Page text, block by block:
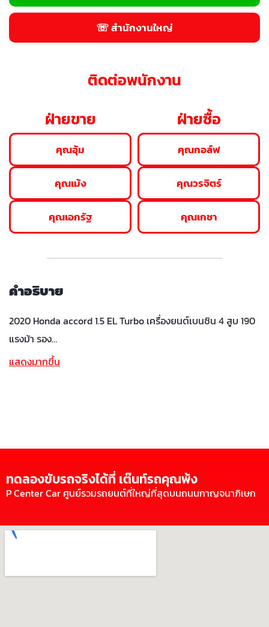
☏ สำนักงานใหญ่
ติดต่อพนักงาน
ฝ่ายขาย
คุณอุ้ม
คุณเม้ง
คุณเอกรัฐ
ฝ่ายซื้อ
คุณกอล์ฟ
คุณวรจิตร์
คุณเกชา
คำอธิบาย
2020 Honda accord 1.5 EL Turbo เครื่องยนต์เบนซิน 4 สูบ 190
แรงม้า รอง…
แสดงมากขึ้น
ทดลองขับรถจริงได้ที่ เต๊นท์รถคุณพ้ง
P Center Car ศูนย์รวมรถยนต์ที่ใหญ่ที่สุดบนถนนกาญจนาภิเษก